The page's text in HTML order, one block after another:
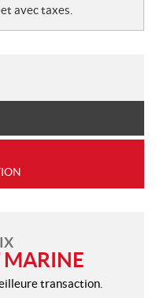
avec taxes.
MARINE
transaction.